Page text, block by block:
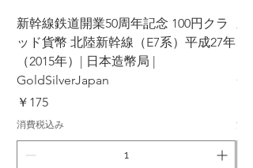
新幹線鉄道開業50周年記念 100円クラ
ッド貨幣 北陸新幹線（E7系）平成27年
（2015年）| 日本造幣局 |
GoldSilverJapan
価格
￥175
消費税込み 消